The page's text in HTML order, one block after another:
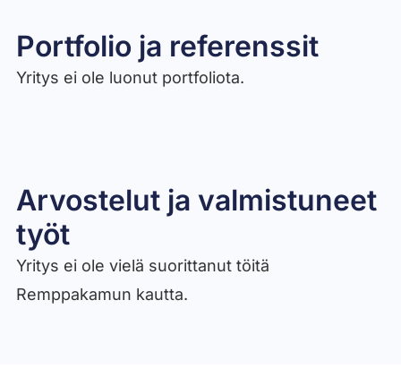
Portfolio ja referenssit
Yritys ei ole luonut portfoliota.
Arvostelut ja valmistuneet
työt​
Yritys ei ole vielä suorittanut töitä
Remppakamun kautta.